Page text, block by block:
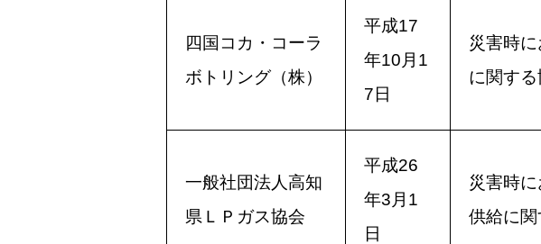
四国コカ・コーラ
ボトリング（株）
平成17
年10月1
7日
災害時
に関す
一般社団法人高知
県ＬＰガス協会
平成26
年3月1
日
災害時
供給に